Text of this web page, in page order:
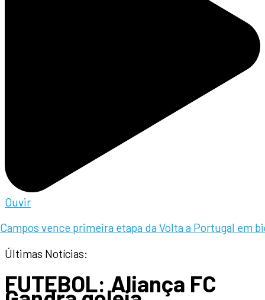
Ouvir
vence primeira etapa da Volta a Portugal em
Últimas Notícias:
FUTEBOL: Aliança FC